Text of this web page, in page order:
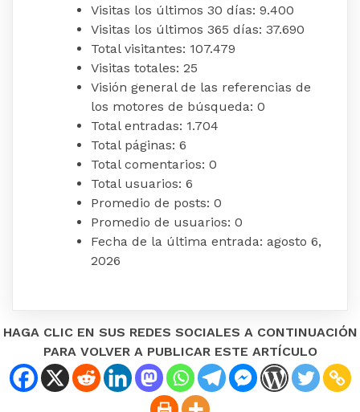
Visitas los últimos 30 días: 9.400
Visitas los últimos 365 días: 37.690
Total visitantes: 107.479
Visitas totales: 25
Visión general de las referencias de
los motores de búsqueda: 0
Total entradas: 1.704
Total páginas: 6
Total comentarios: 0
Total usuarios: 6
Promedio de posts: 0
Promedio de usuarios: 0
Fecha de la última entrada: agosto 6,
2026
HAGA CLIC EN SUS REDES SOCIALES A CONTINUACIÓN
PARA VOLVER A PUBLICAR ESTE ARTÍCULO